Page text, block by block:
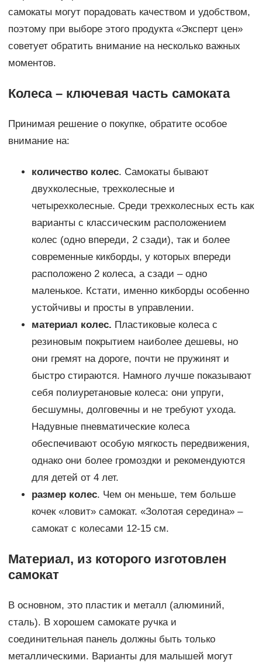
самокаты могут порадовать качеством и удобством,
поэтому при выборе этого продукта «Эксперт цен»
советует обратить внимание на несколько важных
моментов.
Колеса – ключевая часть самоката
Принимая решение о покупке, обратите особое
внимание на:
количество колес. Самокаты бывают
двухколесные, трехколесные и
четырехколесные. Среди трехколесных есть как
варианты с классическим расположением
колес (одно впереди, 2 сзади), так и более
современные кикборды, у которых впереди
расположено 2 колеса, а сзади – одно
маленькое. Кстати, именно кикборды особенно
устойчивы и просты в управлении.
материал колес. Пластиковые колеса с
резиновым покрытием наиболее дешевы, но
они гремят на дороге, почти не пружинят и
быстро стираются. Намного лучше показывают
себя полиуретановые колеса: они упруги,
бесшумны, долговечны и не требуют ухода.
Надувные пневматические колеса
обеспечивают особую мягкость передвижения,
однако они более громоздки и рекомендуются
для детей от 4 лет.
размер колес. Чем он меньше, тем больше
кочек «ловит» самокат. «Золотая середина» –
самокат с колесами 12-15 см.
Материал, из которого изготовлен
самокат
В основном, это пластик и металл (алюминий,
сталь). В хорошем самокате ручка и
соединительная панель должны быть только
металлическими. Варианты для малышей могут